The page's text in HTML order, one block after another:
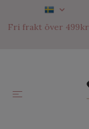
Fri frakt över